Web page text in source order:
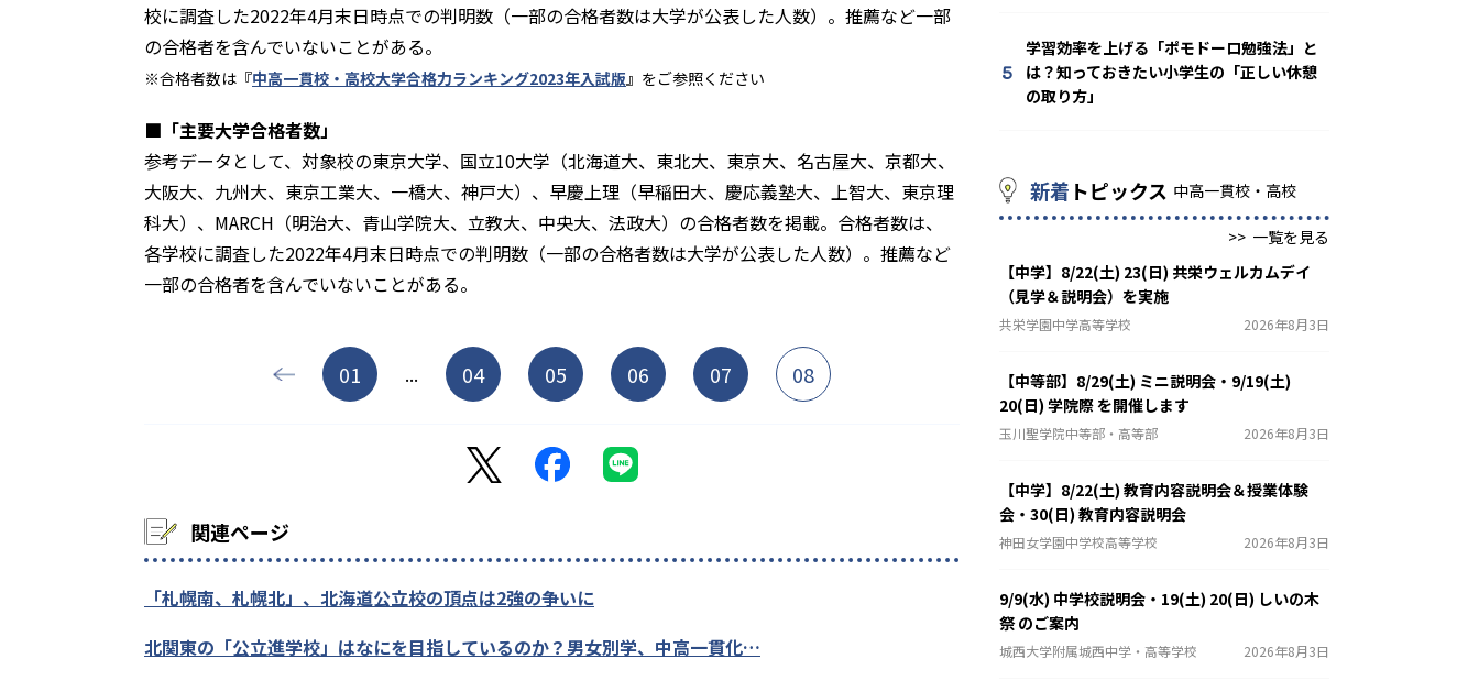
校に調査した2022年4月末日時点での判明数（一部の合格者数は大学が公表した人数）。推薦など一部
の合格者を含んでいないことがある。
※合格者数は『中高一貫校・高校大学合格力ランキング2023年入試版』をご参照ください
■ 「主要大学合格者数」
参考データとして、対象校の東京大学、国立10大学（北海道大、東北大、東京大、名古屋大、京都大、
大阪大、九州大、東京工業大、一橋大、神戸大）、早慶上理（早稲田大、慶応義塾大、上智大、東京理
科大）、MARCH（明治大、青山学院大、立教大、中央大、法政大）の合格者数を掲載。合格者数は、
各学校に調査した2022年4月末日時点での判明数（一部の合格者数は大学が公表した人数）。推薦など
一部の合格者を含んでいないことがある。
01 ... 04 05 06 07 08
関連ページ
「札幌南、札幌北」、北海道公立校の頂点は2強の争いに
北関東の「公立進学校」はなにを目指しているのか？男女別学、中高一貫化…
5
学習効率を上げる「ポモドーロ勉強法」と
は？知っておきたい小学生の「正しい休憩
の取り方」
新着 トピックス 中高一貫校・高校
>> 一覧を見る
【中学】8/22(土) 23(日) 共栄ウェルカムデイ
（見学＆説明会）を実施
共栄学園中学高等学校 2026年8月3日
【中等部】8/29(土) ミニ説明会・9/19(土)
20(日) 学院際 を開催します
玉川聖学院中等部・高等部 2026年8月3日
【中学】8/22(土) 教育内容説明会＆授業体験
会・30(日) 教育内容説明会
神田女学園中学校高等学校 2026年8月3日
9/9(水) 中学校説明会・19(土) 20(日) しいの木
祭 のご案内
城西大学附属城西中学・高等学校 2026年8月3日